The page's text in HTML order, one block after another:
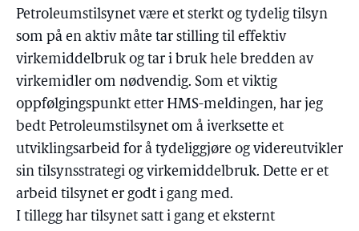
Petroleumstilsynet være et sterkt og tydelig tilsyn
som på en aktiv måte tar stilling til effektiv
virkemiddelbruk og tar i bruk hele bredden av
virkemidler om nødvendig. Som et viktig
oppfølgingspunkt etter HMS-meldingen, har jeg
bedt Petroleumstilsynet om å iverksette et
utviklingsarbeid for å tydeliggjøre og videreutvikler
sin tilsynsstrategi og virkemiddelbruk. Dette er et
arbeid tilsynet er godt i gang med.
I tillegg har tilsynet satt i gang et eksternt